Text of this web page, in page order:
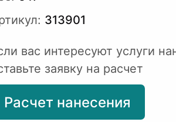
313901
вас интересуют услуги
заявку на расчет
Расчет нанесения